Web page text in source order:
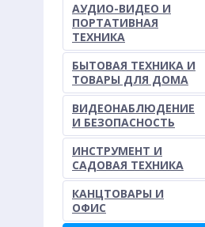
АУДИО-ВИДЕО И
ПОРТАТИВНАЯ
ТЕХНИКА
БЫТОВАЯ ТЕХНИКА И
ТОВАРЫ ДЛЯ ДОМА
ВИДЕОНАБЛЮДЕНИЕ
И БЕЗОПАСНОСТЬ
ИНСТРУМЕНТ И
САДОВАЯ ТЕХНИКА
КАНЦТОВАРЫ И
ОФИС